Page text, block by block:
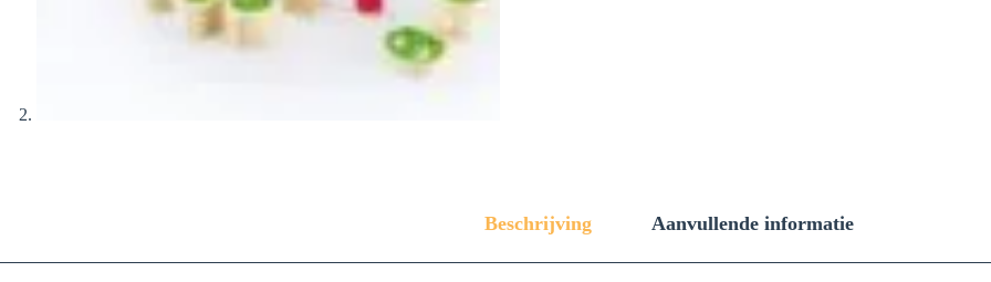
Beschrijving Aanvullende informatie